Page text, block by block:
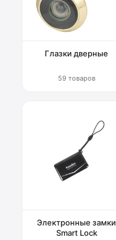
Глазки дверные
59 товаров
Электронные замки
Smart Lock